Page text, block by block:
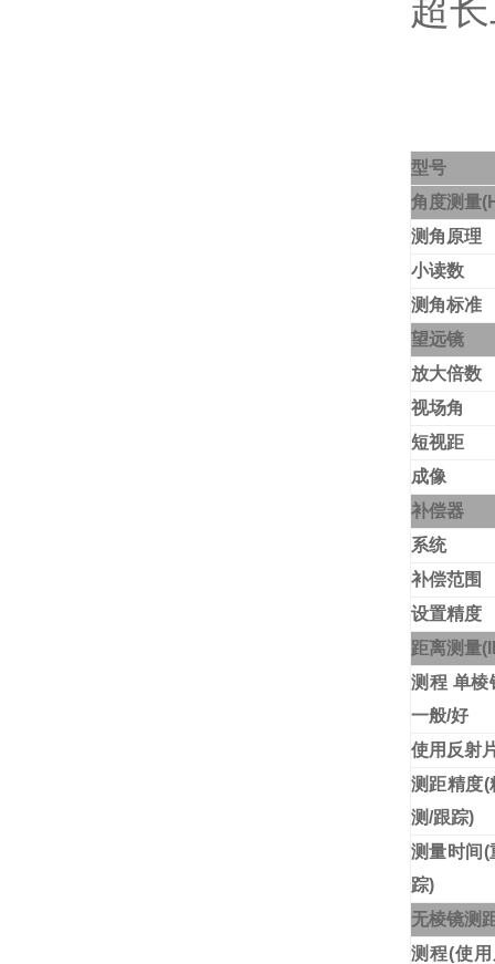
超
型号
角度测量
测角原理
小读数
测角标准
望远镜
放大倍数
视场角
短视距
成像
补偿器
系统
补偿范围
设置精度
距离测量
测程 单棱
一般/好
使用反射
测距精度(
测/跟踪)
测量时间(
踪)
无棱镜测
测程(使